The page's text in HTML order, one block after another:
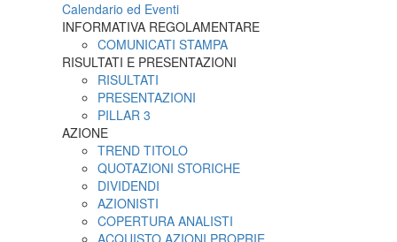
Calendario ed Eventi
INFORMATIVA REGOLAMENTARE
COMUNICATI STAMPA
RISULTATI E PRESENTAZIONI
RISULTATI
PRESENTAZIONI
PILLAR 3
AZIONE
TREND TITOLO
QUOTAZIONI STORICHE
DIVIDENDI
AZIONISTI
COPERTURA ANALISTI
ACQUISTO AZIONI PROPRIE